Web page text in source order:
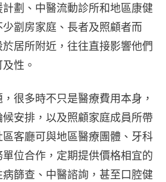
劃、中醫流動診所和地區康健
劏房家庭、長者及照顧者而
居所附近，往往直接影響他們
性。
很多時不只是醫療費用本身，
安排，以及照顧家庭成員所帶
客廳可與地區醫療團體、牙科
位合作，定期提供價格相宜的
篩查、中醫諮詢，甚至口腔健